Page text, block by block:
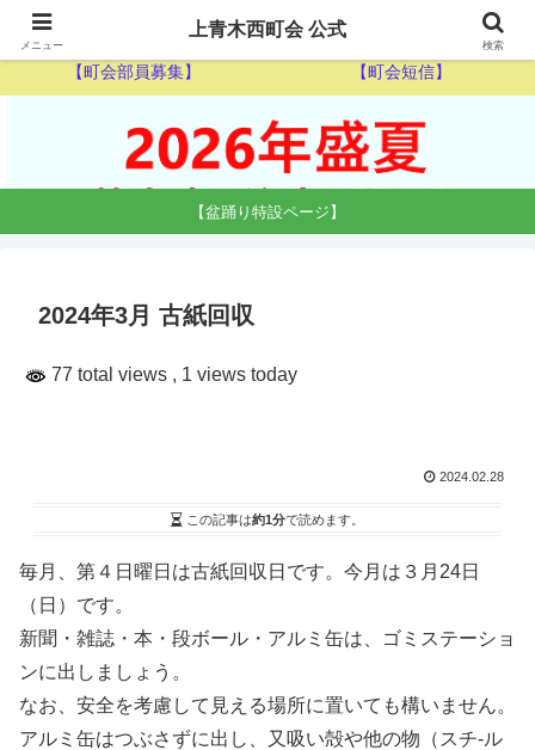
【ゴミ収集カレンダー】 【休日当番医】
【町会部員募集】 【町会短信】
【盆踊り特設ページ】
2024年3月 古紙回収
77 total views , 1 views today
2024.02.28
この記事は約1分で読めます。
毎月、第４日曜日は古紙回収日です。今月は３月24日
（日）です。
新聞・雑誌・本・段ボール・アルミ缶は、ゴミステーショ
ンに出しましょう。
なお、安全を考慮して見える場所に置いても構いません。
アルミ缶はつぶさずに出し、又吸い殻や他の物（スチ-ル
メニュー
上青木西町会 公式
検索